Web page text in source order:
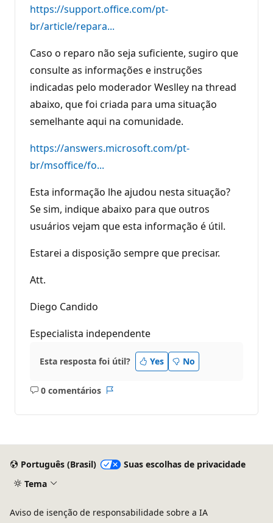
https://support.office.com/pt-
br/article/repara...
Caso o reparo não seja suficiente, sugiro que
consulte as informações e instruções
indicadas pelo moderador Weslley na thread
abaixo, que foi criada para uma situação
semelhante aqui na comunidade.
https://answers.microsoft.com/pt-
br/msoffice/fo...
Esta informação lhe ajudou nesta situação?
Se sim, indique abaixo para que outros
usuários vejam que esta informação é útil.
Estarei a disposição sempre que precisar.
Att.
Diego Candido
Especialista independente
Esta resposta foi útil? Yes No
0 comentários
Sem
Português (Brasil)
Suas escolhas de privacidade
Tema
Aviso de isenção de responsabilidade sobre a IA